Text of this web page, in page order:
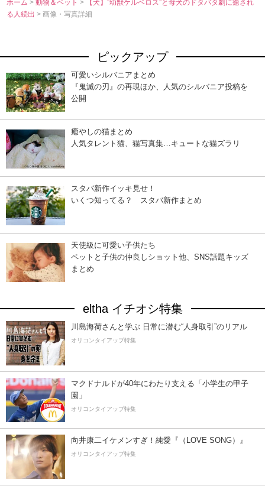
ホーム >動物＆ペット>
【犬】”幼獣ケルベロス”と母犬のドタバタ劇に癒され
る人続出> 画像・写真詳細
ピックアップ
可愛いシルバニアまとめ
『鬼滅の刃』の再現ほか、人気のシルバニア投稿を
公開
癒やしの猫まとめ
人気タレント猫、猫写真集…キュートな猫ズラリ
スタバ新作イッキ見せ！
いくつ知ってる？ スタバ新作まとめ
天使級に可愛い子供たち
ペットと子供の仲良しショット他、SNS話題キッズ
まとめ
eltha イチオシ特集
川島海荷さんと学ぶ 日常に潜む“人身取引”のリアル
オリコンタイアップ特集
マクドナルドが40年にわたり支える「小学生の甲子
園」
オリコンタイアップ特集
向井康二イケメンすぎ！純愛『（LOVE SONG）』
オリコンタイアップ特集